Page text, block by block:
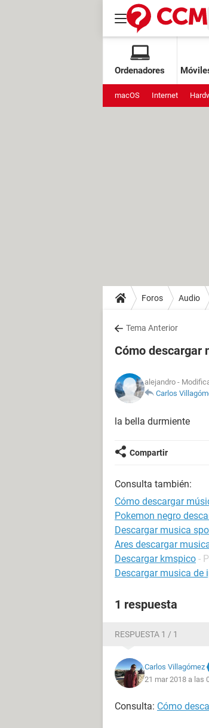
Ordenadores
macOS Internet
Foros Audio
Tema Anterior
Cómo descargar
alejandro -
Carlos
la bella durmiente
Compartir
Consulta también:
Cómo descargar
Pokemon negro
Descargar musica
Ares descargar
Descargar kmspico -
Descargar musica de
1 respuesta
RESPUESTA 1 / 1
Carlos Villagómez
21 mar 2018 a las
Consulta: Cómo